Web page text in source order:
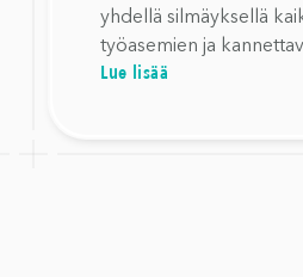
yhdellä silmäyksellä
työasemien ja
kokonaistilanteen ilman,
Lue lisää